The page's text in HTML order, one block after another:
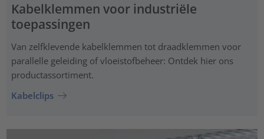
Kabelklemmen voor industriële
toepassingen
Van zelfklevende kabelklemmen tot draadklemmen voor
parallelle geleiding of vloeistofbeheer: Ontdek hier ons
productassortiment.
Kabelclips